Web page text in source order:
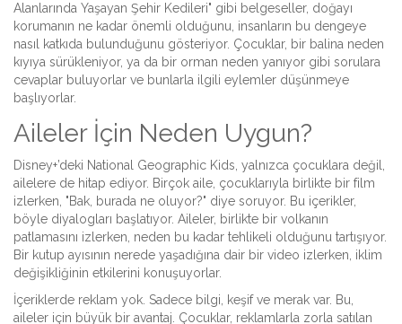
Alanlarında Yaşayan Şehir Kedileri" gibi belgeseller, doğayı
korumanın ne kadar önemli olduğunu, insanların bu dengeye
nasıl katkıda bulunduğunu gösteriyor. Çocuklar, bir balina neden
kıyıya sürükleniyor, ya da bir orman neden yanıyor gibi sorulara
cevaplar buluyorlar ve bunlarla ilgili eylemler düşünmeye
başlıyorlar.
Aileler İçin Neden Uygun?
Disney+’deki National Geographic Kids, yalnızca çocuklara değil,
ailelere de hitap ediyor. Birçok aile, çocuklarıyla birlikte bir film
izlerken, "Bak, burada ne oluyor?" diye soruyor. Bu içerikler,
böyle diyalogları başlatıyor. Aileler, birlikte bir volkanın
patlamasını izlerken, neden bu kadar tehlikeli olduğunu tartışıyor.
Bir kutup ayısının nerede yaşadığına dair bir video izlerken, iklim
değişikliğinin etkilerini konuşuyorlar.
İçeriklerde reklam yok. Sadece bilgi, keşif ve merak var. Bu,
aileler için büyük bir avantaj. Çocuklar, reklamlarla zorla satılan